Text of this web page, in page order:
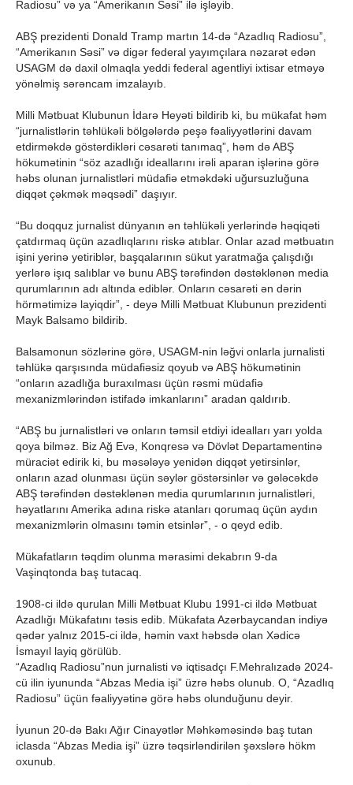
Radiosu” və ya “Amerikanın Səsi” ilə işləyib.
ABŞ prezidenti Donald Tramp martın 14-də “Azadlıq Radiosu”,
“Amerikanın Səsi” və digər federal yayımçılara nəzarət edən
USAGM də daxil olmaqla yeddi federal agentliyi ixtisar etməyə
yönəlmiş sərəncam imzalayıb.
Milli Mətbuat Klubunun İdarə Heyəti bildirib ki, bu mükafat həm
“jurnalistlərin təhlükəli bölgələrdə peşə fəaliyyətlərini davam
etdirməkdə göstərdikləri cəsarəti tanımaq”, həm də ABŞ
hökumətinin “söz azadlığı ideallarını irəli aparan işlərinə görə
həbs olunan jurnalistləri müdafiə etməkdəki uğursuzluğuna
diqqət çəkmək məqsədi” daşıyır.
“Bu doqquz jurnalist dünyanın ən təhlükəli yerlərində həqiqəti
çatdırmaq üçün azadlıqlarını riskə atıblar. Onlar azad mətbuatın
işini yerinə yetiriblər, başqalarının sükut yaratmağa çalışdığı
yerlərə işıq salıblar və bunu ABŞ tərəfindən dəstəklənən media
qurumlarının adı altında ediblər. Onların cəsarəti ən dərin
hörmətimizə layiqdir”, - deyə Milli Mətbuat Klubunun prezidenti
Mayk Balsamo bildirib.
Balsamonun sözlərinə görə, USAGM-nin ləğvi onlarla jurnalisti
təhlükə qarşısında müdafiəsiz qoyub və ABŞ hökumətinin
“onların azadlığa buraxılması üçün rəsmi müdafiə
mexanizmlərindən istifadə imkanlarını” aradan qaldırıb.
“ABŞ bu jurnalistləri və onların təmsil etdiyi idealları yarı yolda
qoya bilməz. Biz Ağ Evə, Konqresə və Dövlət Departamentinə
müraciət edirik ki, bu məsələyə yenidən diqqət yetirsinlər,
onların azad olunması üçün səylər göstərsinlər və gələcəkdə
ABŞ tərəfindən dəstəklənən media qurumlarının jurnalistləri,
həyatlarını Amerika adına riskə atanları qorumaq üçün aydın
mexanizmlərin olmasını təmin etsinlər”, - o qeyd edib.
Mükafatların təqdim olunma mərasimi dekabrın 9-da
Vaşinqtonda baş tutacaq.
1908-ci ildə qurulan Milli Mətbuat Klubu 1991-ci ildə Mətbuat
Azadlığı Mükafatını təsis edib. Mükafata Azərbaycandan indiyə
qədər yalnız 2015-ci ildə, həmin vaxt həbsdə olan Xədicə
İsmayıl layiq görülüb.
“Azadlıq Radiosu”nun jurnalisti və iqtisadçı F.Mehralızadə 2024-
cü ilin iyununda “Abzas Media işi” üzrə həbs olunub. O, “Azadlıq
Radiosu” üçün fəaliyyətinə görə həbs olunduğunu deyir.
İyunun 20-də Bakı Ağır Cinayətlər Məhkəməsində baş tutan
iclasda “Abzas Media işi” üzrə təqsirləndirilən şəxslərə hökm
oxunub.